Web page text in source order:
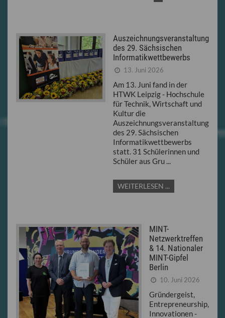
Auszeichnungsveranstaltung
des 29. Sächsischen
Informatikwettbewerbs
13. Juni 2026
Am 13. Juni fand in der
HTWK Leipzig - Hochschule
für Technik, Wirtschaft und
Kultur die
Auszeichnungsveranstaltung
des 29. Sächsischen
Informatikwettbewerbs
statt. 31 Schülerinnen und
Schüler aus Gru ...
WEITERLESEN ...
MINT-
Netzwerktreffen
& 14. Nationaler
MINT-Gipfel
Berlin
10. Juni 2026
Gründergeist,
Entrepreneurship,
Innovationen -